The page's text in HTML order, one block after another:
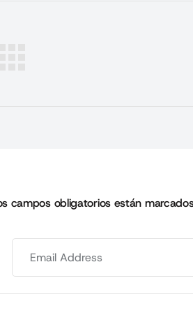
campos obligatorios están